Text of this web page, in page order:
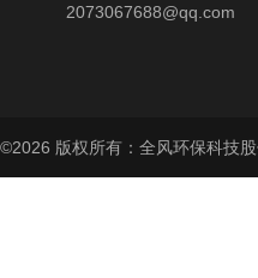
2073067688@qq.com
©2026 版权所有：全风环保科技